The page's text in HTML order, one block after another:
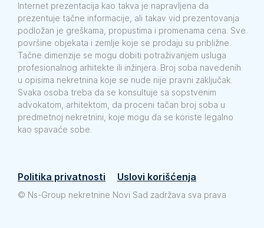
Internet prezentacija kao takva je napravljena da
prezentuje tačne informacije, ali takav vid prezentovanja
podložan je greškama, propustima i promenama cena. Sve
površine objekata i zemlje koje se prodaju su približne.
Tačne dimenzije se mogu dobiti potraživanjem usluga
profesionalnog arhitekte ili inžinjera. Broj soba navedenih
u opisima nekretnina koje se nude nije pravni zaključak.
Svaka osoba treba da se konsultuje sa sopstvenim
advokatom, arhitektom, da proceni tačan broj soba u
predmetnoj nekretnini, koje mogu da se koriste legalno
kao spavaće sobe.
Politika privatnosti Uslovi korišćenja
© Ns-Group nekretnine Novi Sad zadržava sva prava